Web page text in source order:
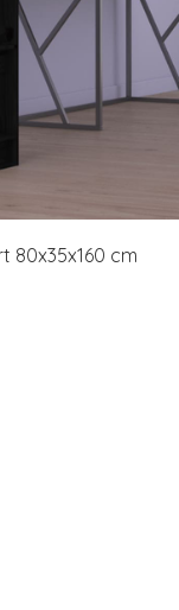
80x35x160 cm